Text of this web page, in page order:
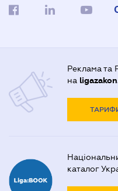
Реклама та
на
каталог